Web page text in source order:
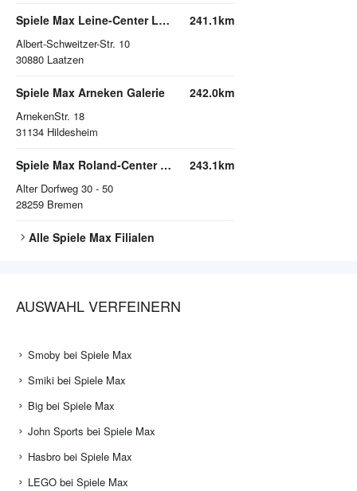
Spiele Max Leine-Center Laatzen
Albert-Schweitzer-Str. 10
30880 Laatzen
241.1km
Spiele Max Arneken Galerie
ArnekenStr. 18
31134 Hildesheim
242.0km
Spiele Max Roland-Center Bremen
Alter Dorfweg 30 - 50
28259 Bremen
243.1km
Alle Spiele Max Filialen
AUSWAHL VERFEINERN
Smoby bei Spiele Max
Smiki bei Spiele Max
Big bei Spiele Max
John Sports bei Spiele Max
Hasbro bei Spiele Max
LEGO bei Spiele Max